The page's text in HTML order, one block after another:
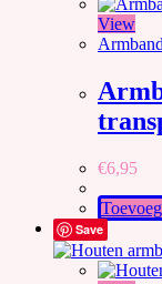
View
€6,95
Save